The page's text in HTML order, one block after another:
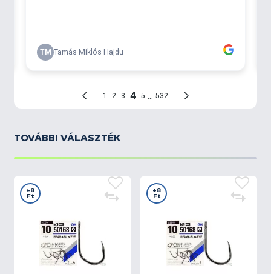
TOVÁBBI VÁLASZTÉK
+8
Ft
+8
Ft